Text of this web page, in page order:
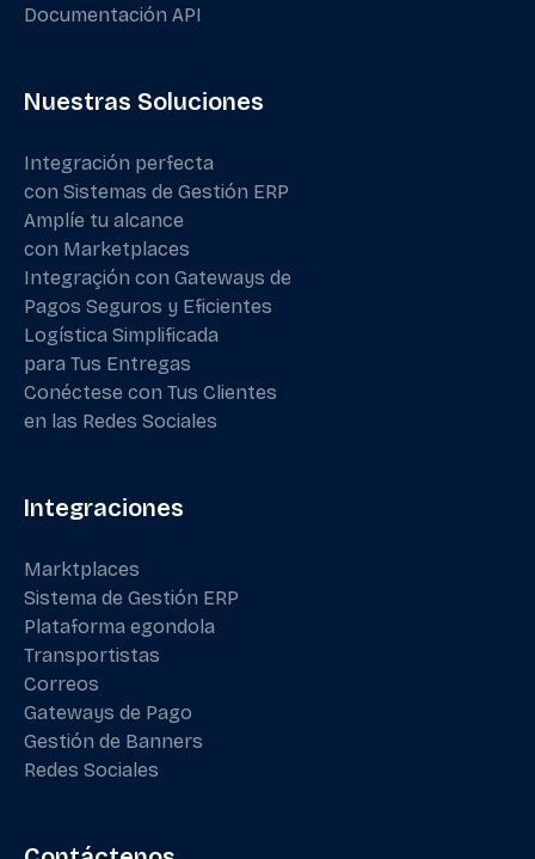
Documentación API
Nuestras Soluciones
Integración perfecta
con Sistemas de Gestión ERP
Amplíe tu alcance
con Marketplaces
Integraçión con Gateways de
Pagos Seguros y Eficientes
Logística Simplificada
para Tus Entregas
Conéctese con Tus Clientes
en las Redes Sociales
Integraciones
Marktplaces
Sistema de Gestión ERP
Plataforma egondola
Transportistas
Correos
Gateways de Pago
Gestión de Banners
Redes Sociales